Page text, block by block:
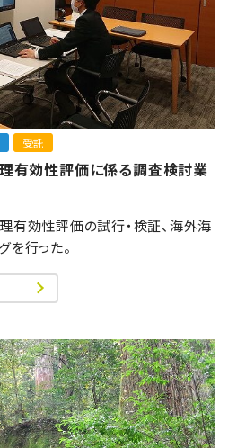
受託
有効性評価に係る調査検討業
有効性評価の試行・検証、海外海
を行った。